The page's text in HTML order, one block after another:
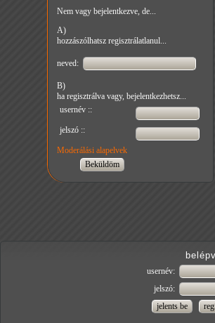
Nem vagy bejelentkezve, de...
A)
hozzászólhatsz regisztrálatlanul...
neved:
B)
ha regisztrálva vagy, bejelentkezhetsz...
usernév ::
jelszó ::
Moderálási alapelvek
usernév:
jelszó: